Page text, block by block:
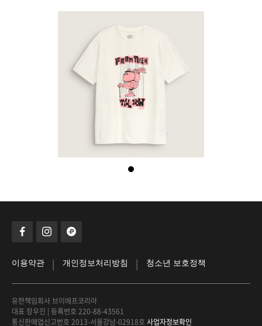
이용약관 | 개인정보처리방침 | 청소년 보호정책
유한책임회사 브이에프코리아
대표 장우진 | 등록번호 220-88-43561
통신판매업신고번호 2013-서울강남-02918호 사업자정보확인